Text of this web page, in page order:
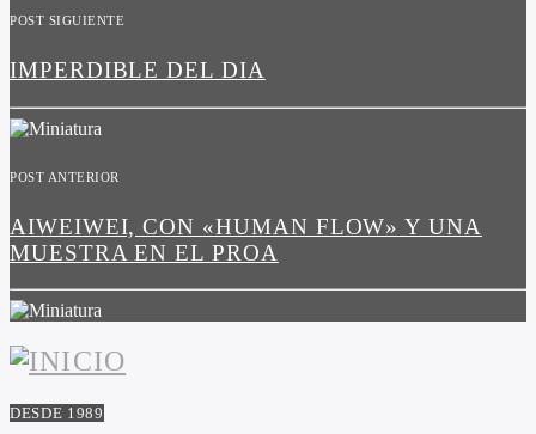
POST SIGUIENTE
IMPERDIBLE DEL DIA
POST ANTERIOR
AIWEIWEI, CON «HUMAN FLOW» Y UNA
MUESTRA EN EL PROA
DESDE 1989